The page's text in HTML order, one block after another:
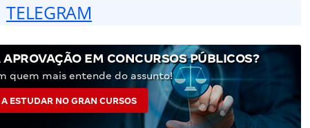
TELEGRAM
EM CONCURSOS PÚBLICOS?
quem mais entende do assunto!
ESTUDAR NO GRAN CURSOS